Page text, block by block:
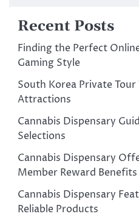
Recent Posts
Finding the Perfect
Gaming Style
South Korea Private
Attractions
Cannabis Dispensary
Selections
Cannabis Dispensary
Member Reward Benefits
Cannabis Dispensary
Reliable Products